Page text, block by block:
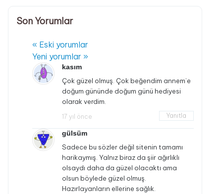
Son Yorumlar
« Eski yorumlar
Yeni yorumlar »
kasım
Çok güzel olmuş. Çok beğendim annem’e
doğum gününde doğum günü hediyesi
olarak verdim.
17 yıl önce Yanıtla
gülsüm
Sadece bu sözler değil sitenin tamamı
harikaymış. Yalnız biraz da şiir ağırlıklı
olsaydı daha da güzel olacaktı ama
olsun böylede güzel olmuş.
Hazırlayanların ellerine sağlık.